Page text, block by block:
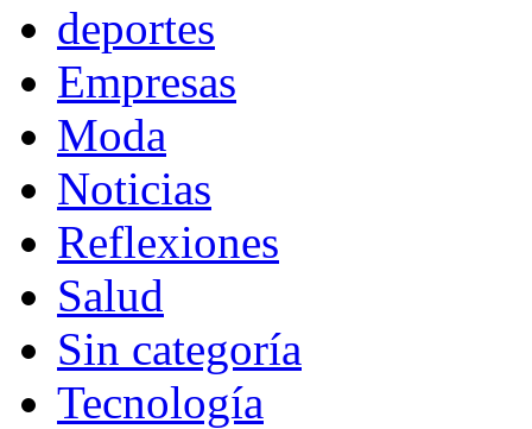
deportes
Empresas
Moda
Noticias
Reflexiones
Salud
Sin categoría
Tecnología